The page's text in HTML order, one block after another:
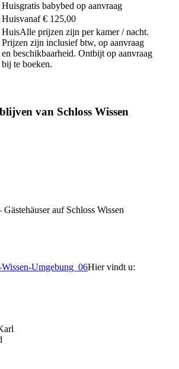
gratis babybed op aanvraag
vanaf € 125,00
Alle prijzen zijn per kamer / nacht.
Prijzen zijn inclusief btw, op aanvraag
en beschikbaarheid. Ontbijt op aanvraag
bij te boeken.
van Schloss Wissen
Hier vindt u: